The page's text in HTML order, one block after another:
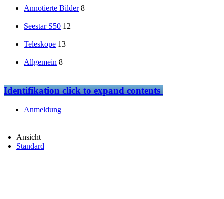
Annotierte Bilder 8
Seestar S50 12
Teleskope 13
Allgemein 8
Identifikationclick to expand contents
Anmeldung
Ansicht
Standard